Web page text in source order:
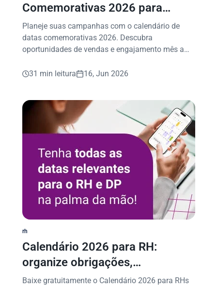
Comemorativas 2026 para
Vendas e Marketing
Planeje suas campanhas com o calendário de
datas comemorativas 2026. Descubra
oportunidades de vendas e engajamento mês a
31 min leitura
16, Jun 2026
rh
Calendário 2026 para RH:
organize obrigações,
campanhas e muito mais
Baixe gratuitamente o Calendário 2026 para RHs